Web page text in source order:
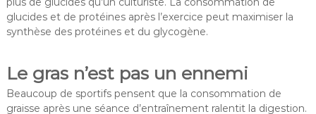
glucides et de protéines après l’exercice peut maximiser la
synthèse des protéines et du glycogène.
Le gras n’est pas un ennemi
Beaucoup de sportifs pensent que la consommation de
graisse après une séance d’entraînement ralentit la digestion.